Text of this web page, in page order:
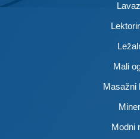
Mali
Masažni
Modni